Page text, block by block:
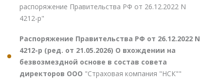
распоряжение Правительства РФ от 26.12.2022 N
4212-р"
Распоряжение Правительства РФ от 26.12.2022 N
4212-р (ред. от 21.05.2026) О вхождении на
безвозмездной основе в состав совета
директоров ООО "Страховая компания "НСК""